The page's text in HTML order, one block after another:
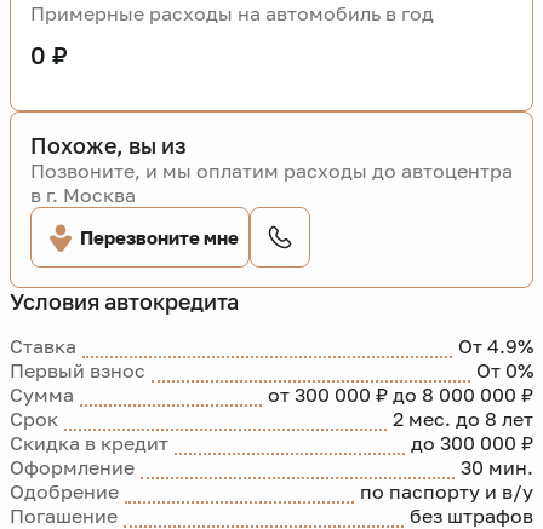
Условия автокредита
Ставка
От 4.9%
Первый взнос
От 0%
Сумма
от 300 000 ₽ до 8 000 000 ₽
Срок
2 мес. до 8 лет
Скидка в кредит
до 300 000 ₽
Оформление
30 мин.
Одобрение
по паспорту и в/у
Погашение
без штрафов
Примерные расходы на автомобиль в год
0 ₽
Похоже, вы из
Позвоните, и мы оплатим расходы до автоцентра
в г. Москва
Перезвоните мне